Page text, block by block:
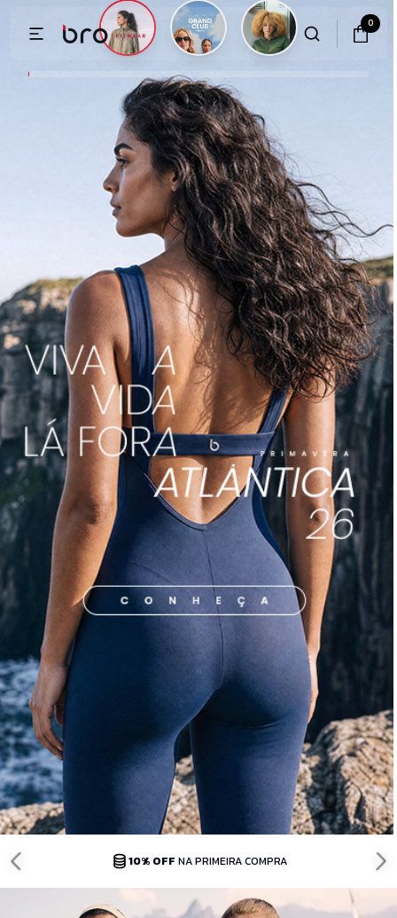
0
Activewear feminino premium, feito no Rio de Janeiro desde
10% OFF NA PRIMEIRA COMPRA